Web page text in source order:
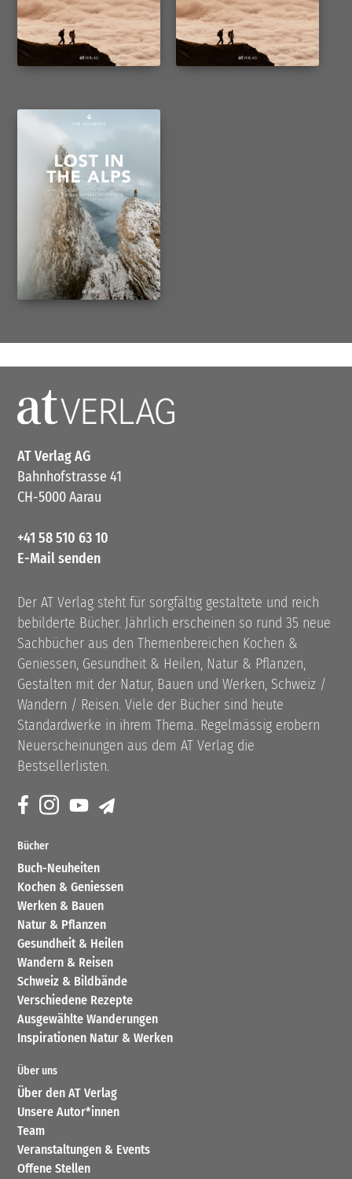
AT Verlag AG
Bahnhofstrasse 41
CH-5000 Aarau
+41 58 510 63 10
E-Mail senden
Der AT Verlag steht für sorgfältig gestaltete und reich
bebilderte Bücher. Jährlich erscheinen so rund 35 neue
Sachbücher aus den Themenbereichen Kochen &
Geniessen, Gesundheit & Heilen, Natur & Pflanzen,
Gestalten mit der Natur, Bauen und Werken, Schweiz /
Wandern / Reisen. Viele der Bücher sind heute
Standardwerke in ihrem Thema. Regelmässig erobern
Neuerscheinungen aus dem AT Verlag die
Bestsellerlisten.
Bücher
Buch-Neuheiten
Kochen & Geniessen
Werken & Bauen
Natur & Pflanzen
Gesundheit & Heilen
Wandern & Reisen
Schweiz & Bildbände
Verschiedene Rezepte
Ausgewählte Wanderungen
Inspirationen Natur & Werken
Über uns
Über den AT Verlag
Unsere Autor*innen
Team
Veranstaltungen & Events
Offene Stellen